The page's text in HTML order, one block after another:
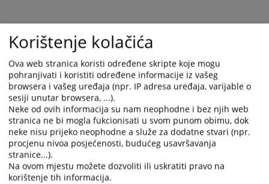
Trenutno nema vijesti
Korištenje kolačića
Ova web stranica koristi određene skripte koje mogu
pohranjivati i koristiti određene informacije iz vašeg
browsera i vašeg uređaja (npr. IP adresa uređaja, varijable o
sesiji unutar browsera, ...).
Neke od ovih informacija su nam neophodne i bez njih web
stranica ne bi mogla fukcionisati u svom punom obimu, dok
neke nisu prijeko neophodne a služe za dodatne stvari (npr.
procjenu nivoa posjećenosti, budućeg usavršavanja
stranice...).
Na ovom mjestu možete dozvoliti ili uskratiti pravo na
korištenje tih informacija.